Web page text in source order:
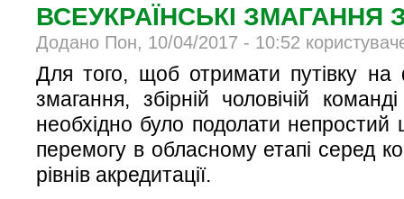
ВСЕУКРАЇНСЬКІ ЗМАГАННЯ
Додано Пон, 10/04/2017 - 10:52
Для того, щоб отримати путівку на
змагання, збірній чоловічій
необхідно було подолати непростий
перемогу в обласному етапі серед
рівнів акредитації.